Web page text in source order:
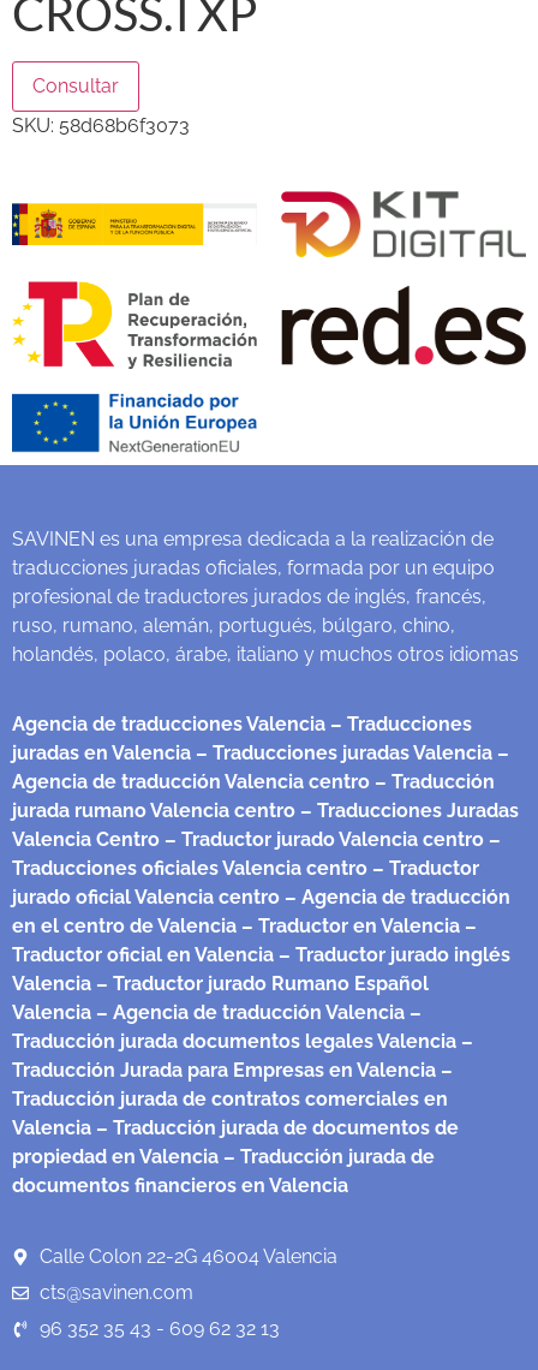
CROSS.TXP
Consultar
SKU: 58d68b6f3073
SAVINEN es una empresa dedicada a la realización de
traducciones juradas oficiales, formada por un equipo
profesional de traductores jurados de inglés, francés,
ruso, rumano, alemán, portugués, búlgaro, chino,
holandés, polaco, árabe, italiano y muchos otros idiomas
Agencia de traducciones Valencia – Traducciones
juradas en Valencia – Traducciones juradas Valencia –
Agencia de traducción Valencia centro – Traducción
jurada rumano Valencia centro – Traducciones Juradas
Valencia Centro – Traductor jurado Valencia centro –
Traducciones oficiales Valencia centro – Traductor
jurado oficial Valencia centro – Agencia de traducción
en el centro de Valencia – Traductor en Valencia –
Traductor oficial en Valencia – Traductor jurado inglés
Valencia – Traductor jurado Rumano Español
Valencia – Agencia de traducción Valencia –
Traducción jurada documentos legales Valencia –
Traducción Jurada para Empresas en Valencia –
Traducción jurada de contratos comerciales en
Valencia – Traducción jurada de documentos de
propiedad en Valencia – Traducción jurada de
documentos financieros en Valencia
Calle Colon 22-2G 46004 Valencia
cts@savinen.com
96 352 35 43 - 609 62 32 13